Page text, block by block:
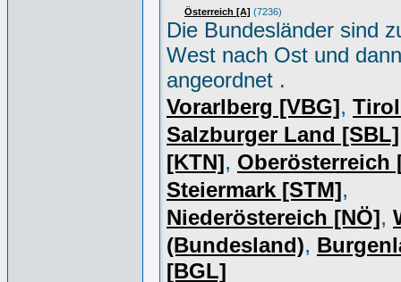
Österreich [A] (7236)
Die Bundesländer sind
West nach Ost und
angeordnet .
Vorarlberg [VBG],
Salzburger Land [SBL]
[KTN], Oberösterreich
Steiermark [STM],
Niederöstereich [NÖ],
(Bundesland),
[BGL]